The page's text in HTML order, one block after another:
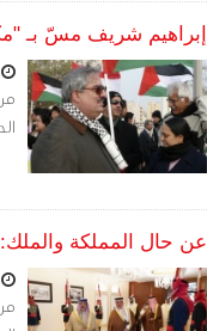
إبراهيم شريف مسّ بـ
عن حال المملكة